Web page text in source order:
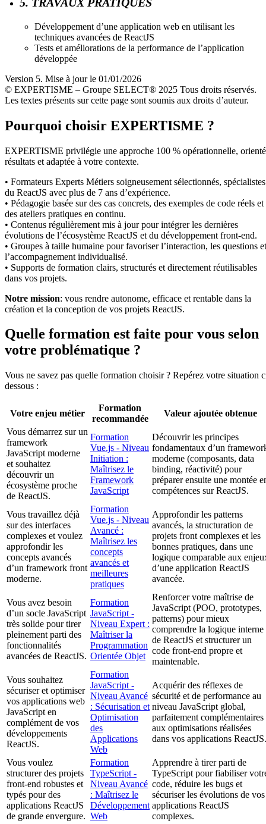
Développement d’une application web en utilisant les
techniques avancées de ReactJS
Tests et améliorations de la performance de l’application
développée
Version 5. Mise à jour le 01/01/2026
© EXPERTISME – Groupe SELECT® 2025 Tous droits réservés.
Les textes présents sur cette page sont soumis aux droits d’auteur.
Pourquoi choisir EXPERTISME ?
EXPERTISME privilégie une approche 100 % opérationnelle,
résultats et adaptée à votre contexte.
• Formateurs Experts Métiers soigneusement sélectionnés, spécialistes
du ReactJS avec plus de 7 ans d’expérience.
• Pédagogie basée sur des cas concrets, des exemples de code réels et
des ateliers pratiques en continu.
• Contenus régulièrement mis à jour pour intégrer les dernières
évolutions de l’écosystème ReactJS et du développement front-end.
• Groupes à taille humaine pour favoriser l’interaction, les questions et
l’accompagnement individualisé.
• Supports de formation clairs, structurés et directement réutilisables
dans vos projets.
Notre mission: vous rendre autonome, efficace et rentable dans la
création et la conception de vos projets ReactJS.
Quelle formation est faite pour vous selon
votre problématique ?
Vous ne savez pas quelle formation choisir ? Repérez votre situation
dessous :
Votre enjeu métier
Formation
recommandée
Valeur ajoutée obtenue
Vous démarrez sur un
framework
JavaScript moderne
et souhaitez
découvrir un
écosystème proche
de ReactJS.
Formation
Vue.js - Niveau
Initiation :
Maîtrisez le
Framework
JavaScript
Découvrir les principes
fondamentaux d’un
moderne (composants, data
binding, réactivité) pour
préparer ensuite une montée
compétences sur ReactJS.
Vous travaillez déjà
sur des interfaces
complexes et voulez
approfondir les
concepts avancés
d’un framework front
moderne.
Formation
Vue.js - Niveau
Avancé :
Maîtrisez les
concepts
avancés et
meilleures
pratiques
Approfondir les patterns
avancés, la structuration de
projets front complexes et les
bonnes pratiques, dans une
logique comparable aux
d’une application ReactJS
avancée.
Vous avez besoin
d’un socle JavaScript
très solide pour tirer
pleinement parti des
fonctionnalités
avancées de ReactJS.
Formation
JavaScript -
Niveau Expert :
Maîtriser la
Programmation
Orientée Objet
Renforcer votre maîtrise de
JavaScript (POO, prototypes,
patterns) pour mieux
comprendre la logique interne
de ReactJS et structurer un
code front-end propre et
maintenable.
Vous souhaitez
sécuriser et optimiser
vos applications web
JavaScript en
complément de vos
développements
ReactJS.
Formation
JavaScript -
Niveau Avancé
: Sécurisation et
Optimisation
des
Applications
Web
Acquérir des réflexes de
sécurité et de performance au
niveau JavaScript global,
parfaitement complémentaires
aux optimisations réalisées
dans vos applications ReactJS.
Vous voulez
structurer des projets
front-end robustes et
typés pour des
applications ReactJS
de grande envergure.
Formation
TypeScript -
Niveau Avancé
: Maîtrisez le
Développement
Web
Apprendre à tirer parti de
TypeScript pour fiabiliser
code, réduire les bugs et
sécuriser les évolutions de vos
applications ReactJS
complexes.